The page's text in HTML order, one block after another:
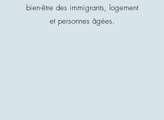
bien-être des immigrants, logement
et personnes âgées.